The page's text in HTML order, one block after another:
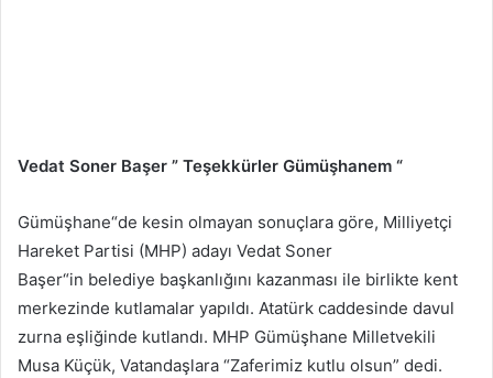
Vedat Soner Başer ” Teşekkürler Gümüşhanem “
Gümüşhane“de kesin olmayan sonuçlara göre, Milliyetçi
Hareket Partisi (MHP) adayı Vedat Soner
Başer“in belediye başkanlığını kazanması ile birlikte kent
merkezinde kutlamalar yapıldı. Atatürk caddesinde davul
zurna eşliğinde kutlandı. MHP Gümüşhane Milletvekili
Musa Küçük, Vatandaşlara “Zaferimiz kutlu olsun” dedi.